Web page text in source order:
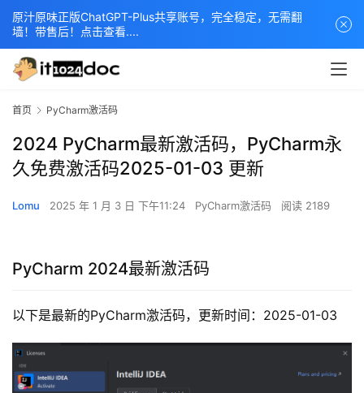
首页 PyCharm激活码
2024 PyCharm最新激活码，PyCharm永
久免费激活码2025-01-03 更新
Lomu 2025 年 1 月 3 日 下午11:24 PyCharm激活码 阅读 2189
PyCharm 2024最新激活码
以下是最新的PyCharm激活码，更新时间：2025-01-03
原汁原味正版ChatGPT-Plus共享账号，完全稳定，无需翻
墙！带售后！点击查看....